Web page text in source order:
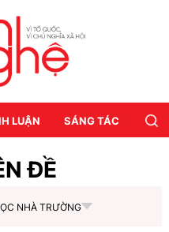
LUẬN SÁNG TÁC
ĐỀ
NHÀ TRƯỜNG